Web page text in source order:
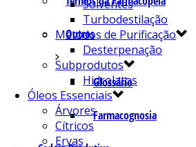
Outros
Glossário
Farmacognosia
Solventes
Turbodestilação
Métodos de Purificação
Desterpenação
Subprodutos
Hidrolatos
Óleos Essenciais
Árvores
Cítricos
Ervas